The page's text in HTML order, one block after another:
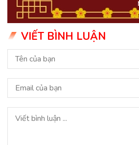
VIẾT BÌNH LUẬN